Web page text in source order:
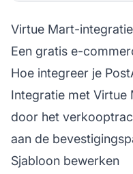
Virtue Mart-integratie
Een gratis e-
Hoe integreer je
Integratie met Virtue
door het
aan de
Sjabloon bewerken